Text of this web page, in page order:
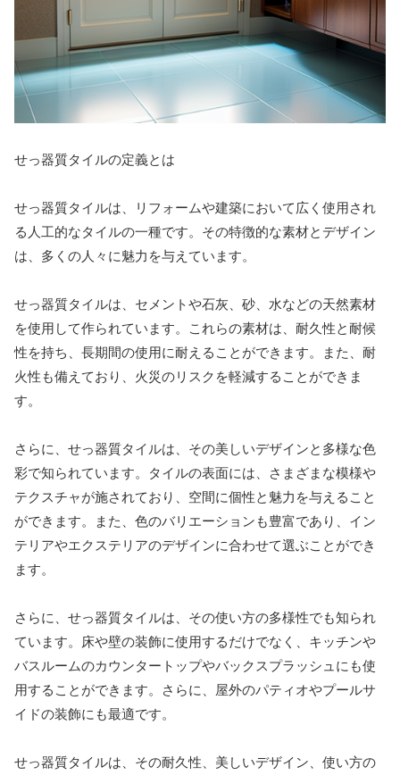
せっ器質タイルの定義とは
せっ器質タイルは、リフォームや建築において広く使用され
る人工的なタイルの一種です。その特徴的な素材とデザイン
は、多くの人々に魅力を与えています。
せっ器質タイルは、セメントや石灰、砂、水などの天然素材
を使用して作られています。これらの素材は、耐久性と耐候
性を持ち、長期間の使用に耐えることができます。また、耐
火性も備えており、火災のリスクを軽減することができま
す。
さらに、せっ器質タイルは、その美しいデザインと多様な色
彩で知られています。タイルの表面には、さまざまな模様や
テクスチャが施されており、空間に個性と魅力を与えること
ができます。また、色のバリエーションも豊富であり、イン
テリアやエクステリアのデザインに合わせて選ぶことができ
ます。
さらに、せっ器質タイルは、その使い方の多様性でも知られ
ています。床や壁の装飾に使用するだけでなく、キッチンや
バスルームのカウンタートップやバックスプラッシュにも使
用することができます。さらに、屋外のパティオやプールサ
イドの装飾にも最適です。
せっ器質タイルは、その耐久性、美しいデザイン、使い方の